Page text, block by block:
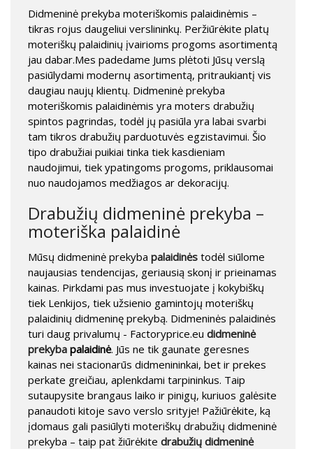
Didmeninė prekyba moteriškomis palaidinėmis –
tikras rojus daugeliui verslininkų. Peržiūrėkite platų
moteriškų palaidinių įvairioms progoms asortimentą
jau dabar.Mes padedame Jums plėtoti Jūsų verslą
pasiūlydami modernų asortimentą, pritraukiantį vis
daugiau naujų klientų. Didmeninė prekyba
moteriškomis palaidinėmis yra moters drabužių
spintos pagrindas, todėl jų pasiūla yra labai svarbi
tam tikros drabužių parduotuvės egzistavimui. Šio
tipo drabužiai puikiai tinka tiek kasdieniam
naudojimui, tiek ypatingoms progoms, priklausomai
nuo naudojamos medžiagos ar dekoracijų.
Drabužių didmeninė prekyba –
moteriška palaidinė
Mūsų didmeninė prekyba palaidinės todėl siūlome
naujausias tendencijas, geriausią skonį ir prieinamas
kainas. Pirkdami pas mus investuojate į kokybiškų
tiek Lenkijos, tiek užsienio gamintojų moteriškų
palaidinių didmeninę prekybą. Didmeninės palaidinės
turi daug privalumų - Factoryprice.eu didmeninė
prekyba palaidinė. Jūs ne tik gaunate geresnes
kainas nei stacionarūs didmenininkai, bet ir prekes
perkate greičiau, aplenkdami tarpininkus. Taip
sutaupysite brangaus laiko ir pinigų, kuriuos galėsite
panaudoti kitoje savo verslo srityje! Pažiūrėkite, ką
įdomaus gali pasiūlyti moteriškų drabužių didmeninė
prekyba – taip pat žiūrėkite drabužių didmeninė